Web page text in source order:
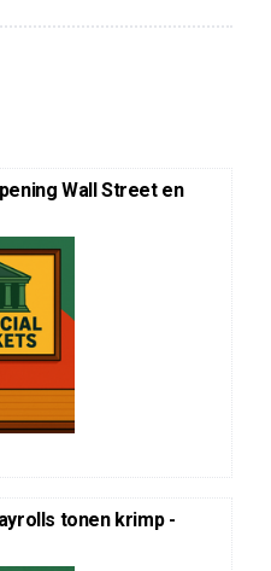
Wall Street en
tonen krimp -